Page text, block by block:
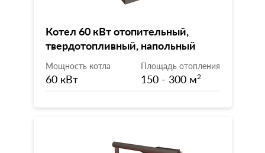
Котел 60 кВт отопительный,
твердотопливный, напольный
Мощность котла
60 кВт
Площадь отопления
150 - 300 м2